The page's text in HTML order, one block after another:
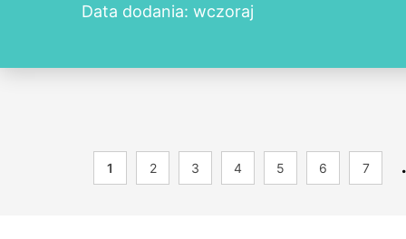
Data dodania: wczoraj
1 2 3 4 5 6 7